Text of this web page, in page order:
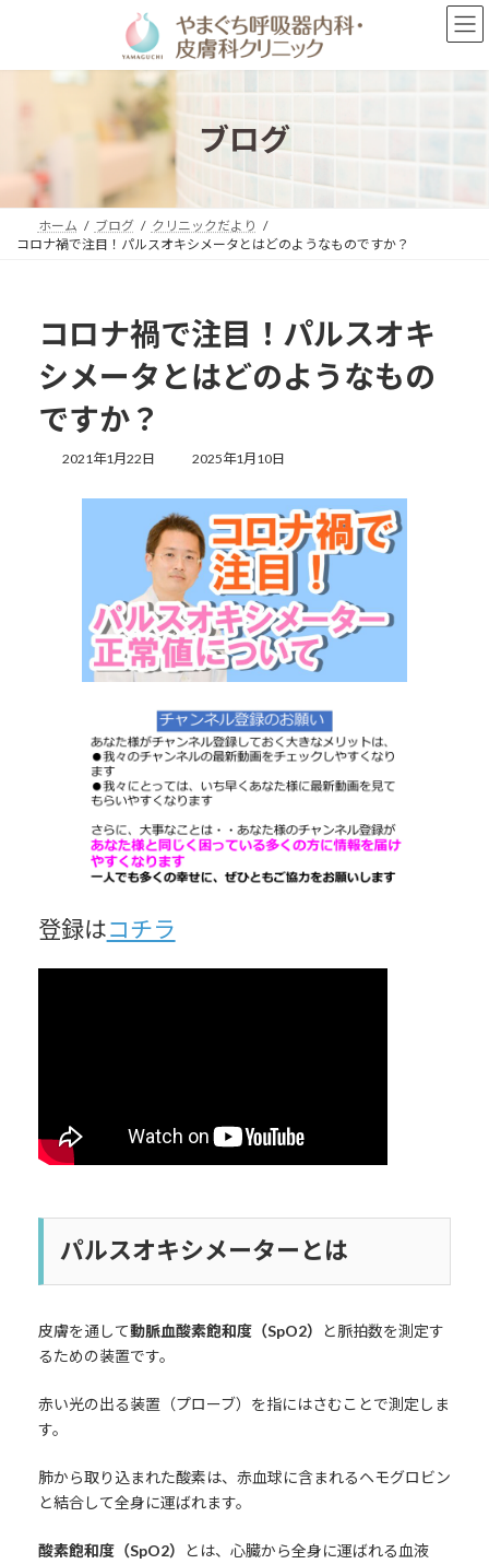
ン
プ
ー
動
ブログ
ホーム ブログ
クリニックだより
コロナ禍で注目！パルスオキシメータとはどのようなものですか？
コロナ禍で注目！パルスオキ
シメータとはどのようなもの
ですか？
2021年1月22日
最
更
新
日
時
2025年1月10日
登録はコチラ
パルスオキシメーターとは
皮膚を通して動脈血酸素飽和度（SpO2）
と脈拍数を測定す
るための装置です。
赤い光の出る装置（プローブ）を指にはさむことで測定しま
す。
肺から取り込まれた酸素は、赤血球に含まれるヘモグロビン
と結合して全身に運ばれます。
酸素飽和度（SpO2）
とは、心臓から全身に運ばれる血液